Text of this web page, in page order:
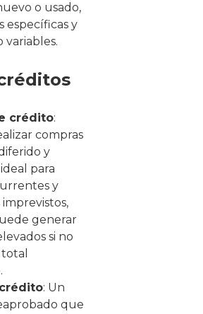
o usado,
específicas y
variables.
crédito:
compras
y
para
y
generar
si no
: Un
que